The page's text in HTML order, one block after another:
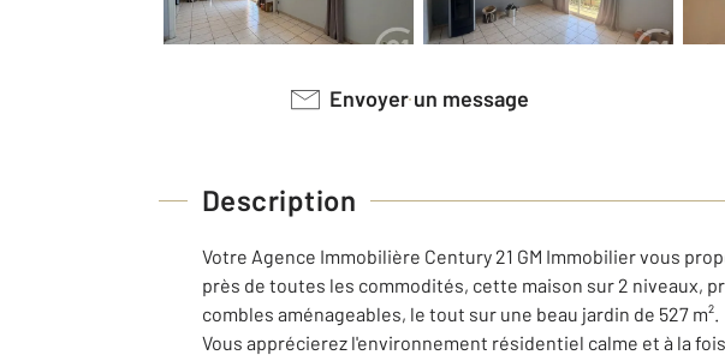
Envoyer un message
Description
Votre Agence Immobilière Century 21 GM Immobilier vous
près de toutes les commodités, cette maison sur 2 niveaux,
combles aménageables, le tout sur une beau jardin de 527 m².
Vous apprécierez l'environnement résidentiel calme et à la